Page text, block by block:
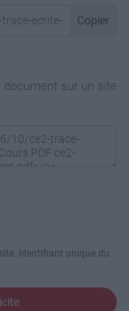
Copier
document sur un site
Identifiant unique du